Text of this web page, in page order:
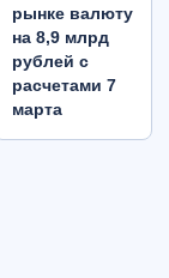
рынке валюту
на 8,9 млрд
рублей с
расчетами 7
марта